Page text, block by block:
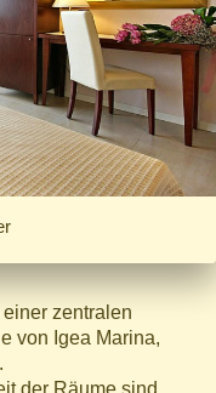
zentralen
von Igea Marina,
der Räume sind